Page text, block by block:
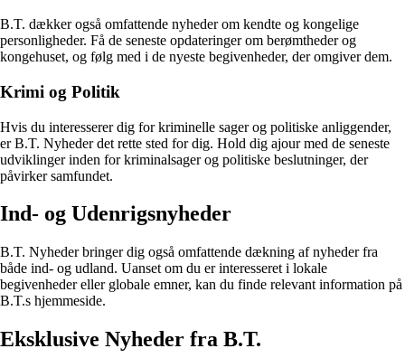
B.T. dækker også omfattende nyheder om kendte og kongelige
personligheder. Få de seneste opdateringer om berømtheder og
kongehuset, og følg med i de nyeste begivenheder, der omgiver dem.
Krimi og Politik
Hvis du interesserer dig for kriminelle sager og politiske anliggender,
er B.T. Nyheder det rette sted for dig. Hold dig ajour med de seneste
udviklinger inden for kriminalsager og politiske beslutninger, der
påvirker samfundet.
Ind- og Udenrigsnyheder
B.T. Nyheder bringer dig også omfattende dækning af nyheder fra
både ind- og udland. Uanset om du er interesseret i lokale
begivenheder eller globale emner, kan du finde relevant information på
B.T.s hjemmeside.
Eksklusive Nyheder fra B.T.